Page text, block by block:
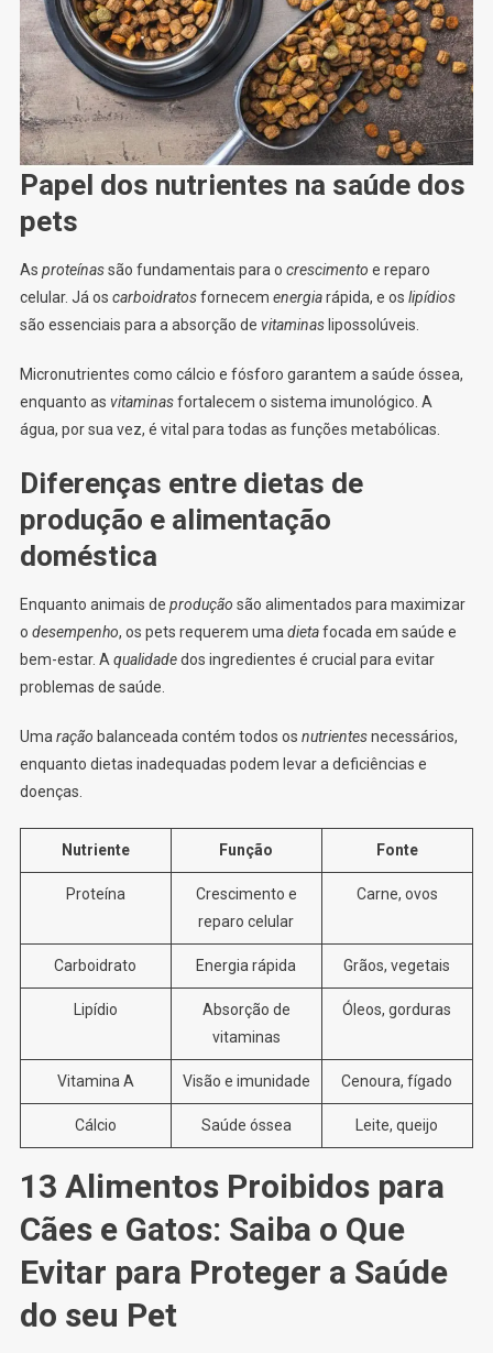
Papel dos nutrientes na saúde dos
pets
As proteínassão fundamentais para o crescimento e reparo
celular. Já os carboidratosfornecem energiarápida, e os lipídios
são essenciais para a absorção de vitaminaslipossolúveis.
Micronutrientes como cálcio e fósforo garantem a saúde óssea,
enquanto as vitaminasfortalecem o sistema imunológico. A
água, por sua vez, é vital para todas as funções metabólicas.
Diferenças entre dietas de
produção e alimentação
doméstica
Enquanto animais de produção são alimentados para maximizar
o desempenho, os pets requerem umadietafocada em saúde e
bem-estar. Aqualidadedos ingredientes é crucial para evitar
problemas de saúde.
Umaração balanceada contém todos os nutrientesnecessários,
enquanto dietas inadequadas podem levar a deficiências e
doenças.
Nutriente Função Fonte
Proteína
Crescimento e
reparo celular
Carne, ovos
Carboidrato Energia rápida Grãos, vegetais
Lipídio
Absorção de
vitaminas
Óleos, gorduras
Vitamina A Visão e imunidade Cenoura, fígado
Cálcio Saúde óssea Leite, queijo
13 Alimentos Proibidos para
Cães e Gatos: Saiba o Que
Evitar para Proteger a Saúde
do seu Pet